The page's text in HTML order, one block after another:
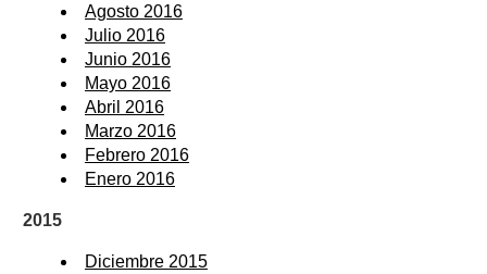
Agosto 2016
Julio 2016
Junio 2016
Mayo 2016
Abril 2016
Marzo 2016
Febrero 2016
Enero 2016
2015
Diciembre 2015